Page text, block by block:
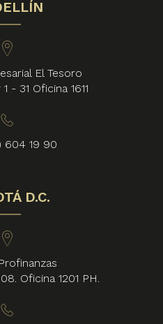
El Tesoro
- 31 Oficina 1611
604 19 90
D.C.
Oficina 1201 PH.